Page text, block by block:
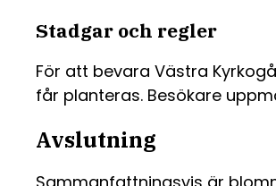
Stadgar och regler
För att bevara Västra
får planteras. Besökare
Avslutning